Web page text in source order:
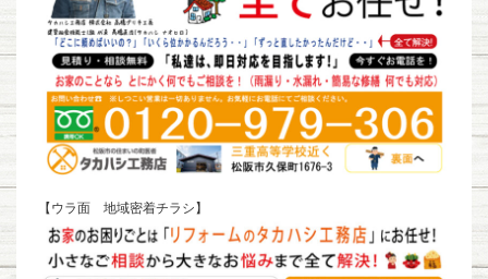
【ウラ面 地域密着チラシ】